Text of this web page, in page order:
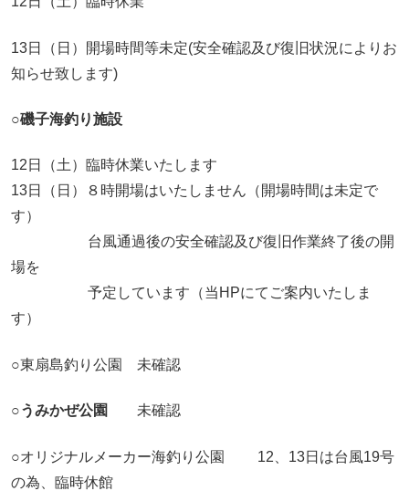
13日（日）開場時間等未定(安全確認及び復旧状況によりお
知らせ致します)
○磯子海釣り施設
12日（土）臨時休業いたします
13日（日）８時開場はいたしません（開場時間は未定で
す）
台風通過後の安全確認及び復旧作業終了後の開
場を
予定しています（当HPにてご案内いたしま
す）
○東扇島釣り公園 未確認
○うみかぜ公園 未確認
○オリジナルメーカー海釣り公園 12、13日は台風19号
の為、臨時休館